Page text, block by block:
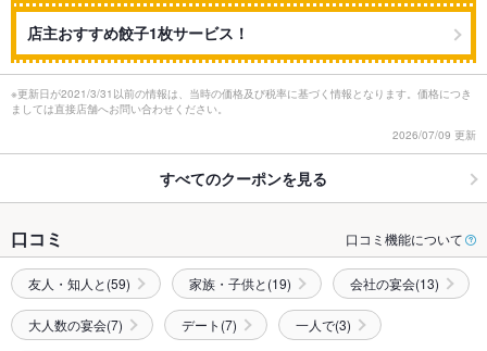
店主おすすめ餃子1枚サービス！
※更新日が2021/3/31以前の情報は、当時の価格及び税率に基づく情報となります。価格につき
ましては直接店舗へお問い合わせください。
2026/07/09 更新
すべてのクーポンを見る
口コミ 口コミ機能について
友人・知人と(59) 家族・子供と(19) 会社の宴会(13)
大人数の宴会(7) デート(7) 一人で(3)